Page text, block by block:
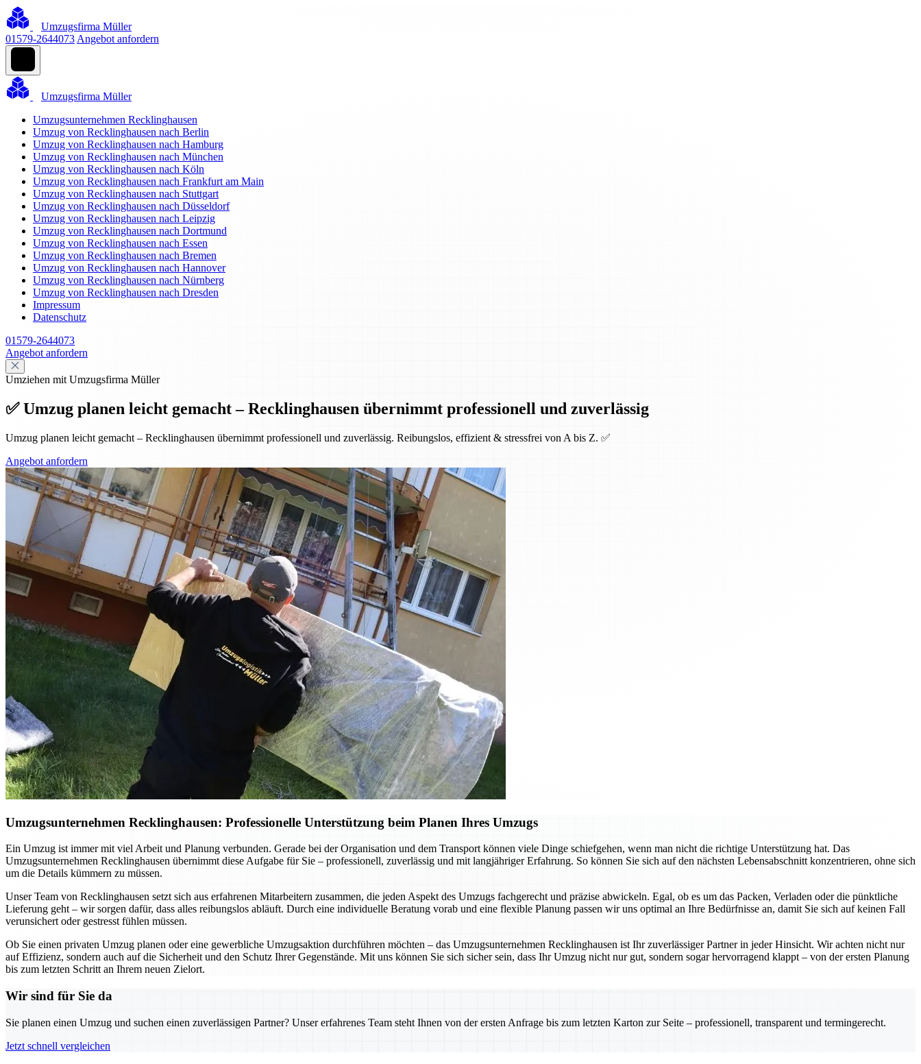
Umzugsfirma Müller
01579-2644073 Angebot anfordern
Umzugsfirma Müller
Umzugsunternehmen Recklinghausen
Umzug von Recklinghausen nach Berlin
Umzug von Recklinghausen nach Hamburg
Umzug von Recklinghausen nach München
Umzug von Recklinghausen nach Köln
Umzug von Recklinghausen nach Frankfurt am Main
Umzug von Recklinghausen nach Stuttgart
Umzug von Recklinghausen nach Düsseldorf
Umzug von Recklinghausen nach Leipzig
Umzug von Recklinghausen nach Dortmund
Umzug von Recklinghausen nach Essen
Umzug von Recklinghausen nach Bremen
Umzug von Recklinghausen nach Hannover
Umzug von Recklinghausen nach Nürnberg
Umzug von Recklinghausen nach Dresden
Impressum
Datenschutz
01579-2644073
Angebot anfordern
Umziehen mit Umzugsfirma Müller
✅ Umzug planen leicht gemacht – Recklinghausen übernimmt professionell und zuverlässig
Umzug planen leicht gemacht – Recklinghausen übernimmt professionell und zuverlässig. Reibungslos, effizient & stressfrei von A bis Z. ✅
Angebot anfordern
Umzugsunternehmen Recklinghausen: Professionelle Unterstützung beim Planen Ihres Umzugs
Ein Umzug ist immer mit viel Arbeit und Planung verbunden. Gerade bei der Organisation und dem Transport können viele Dinge schiefgehen, wenn man nicht die richtige Unterstützung hat. Das
Umzugsunternehmen Recklinghausen übernimmt diese Aufgabe für Sie – professionell, zuverlässig und mit langjähriger Erfahrung. So können Sie sich auf den nächsten Lebensabschnitt konzentrieren, ohne sich
um die Details kümmern zu müssen.
Unser Team von Recklinghausen setzt sich aus erfahrenen Mitarbeitern zusammen, die jeden Aspekt des Umzugs fachgerecht und präzise abwickeln. Egal, ob es um das Packen, Verladen oder die pünktliche
Lieferung geht – wir sorgen dafür, dass alles reibungslos abläuft. Durch eine individuelle Beratung vorab und eine flexible Planung passen wir uns optimal an Ihre Bedürfnisse an, damit Sie sich auf keinen Fall
verunsichert oder gestresst fühlen müssen.
Ob Sie einen privaten Umzug planen oder eine gewerbliche Umzugsaktion durchführen möchten – das Umzugsunternehmen Recklinghausen ist Ihr zuverlässiger Partner in jeder Hinsicht. Wir achten nicht nur
auf Effizienz, sondern auch auf die Sicherheit und den Schutz Ihrer Gegenstände. Mit uns können Sie sich sicher sein, dass Ihr Umzug nicht nur gut, sondern sogar hervorragend klappt – von der ersten Planung
bis zum letzten Schritt an Ihrem neuen Zielort.
Wir sind für Sie da
Sie planen einen Umzug und suchen einen zuverlässigen Partner? Unser erfahrenes Team steht Ihnen von der ersten Anfrage bis zum letzten Karton zur Seite – professionell, transparent und termingerecht.
Jetzt schnell vergleichen